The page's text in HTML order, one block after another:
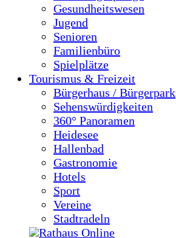
Gesundheitswesen
Jugend
Senioren
Familienbüro
Spielplätze
Tourismus & Freizeit
Bürgerhaus / Bürgerpark
Sehenswürdigkeiten
360° Panoramen
Heidesee
Hallenbad
Gastronomie
Hotels
Sport
Vereine
Stadtradeln
Rathaus Online